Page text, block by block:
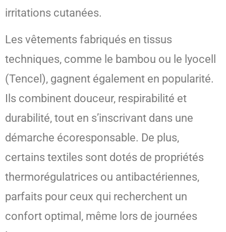
irritations cutanées.
Les vêtements fabriqués en tissus
techniques, comme le bambou ou le lyocell
(Tencel), gagnent également en popularité.
Ils combinent douceur, respirabilité et
durabilité, tout en s’inscrivant dans une
démarche écoresponsable. De plus,
certains textiles sont dotés de propriétés
thermorégulatrices ou antibactériennes,
parfaits pour ceux qui recherchent un
confort optimal, même lors de journées